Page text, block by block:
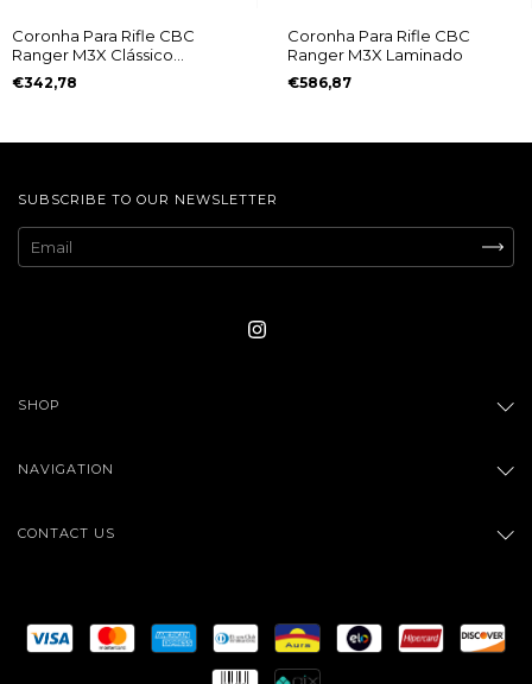
Coronha Para Rifle CBC
Ranger M3X Clássico
Jequitibá
€342,78
Coronha Para Rifle CBC
Ranger M3X Laminado
€586,87
SUBSCRIBE TO OUR NEWSLETTER
SHOP
NAVIGATION
CONTACT US